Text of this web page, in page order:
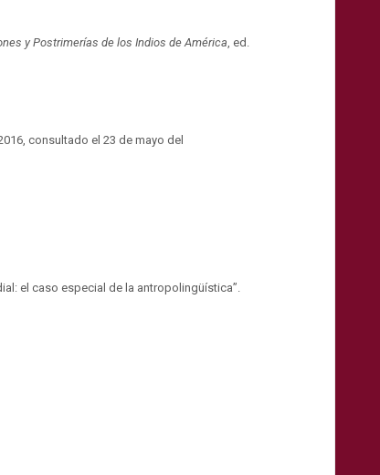
y Postrimerías de los Indios de América , ed.
consultado el 23 de mayo del
el caso especial de la antropolingüística”.